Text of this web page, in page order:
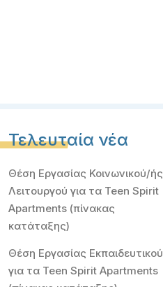
Τελευταία νέα
Θέση Εργασίας Κοινωνικού/ής
Λειτουργού για τα Teen Spirit
Apartments (πίνακας
κατάταξης)
Θέση Εργασίας Εκπαιδευτικού
για τα Teen Spirit Apartments